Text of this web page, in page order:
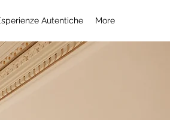
Autentiche More